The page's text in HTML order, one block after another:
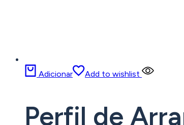
Adicionar Add to wishlist
Perfil de